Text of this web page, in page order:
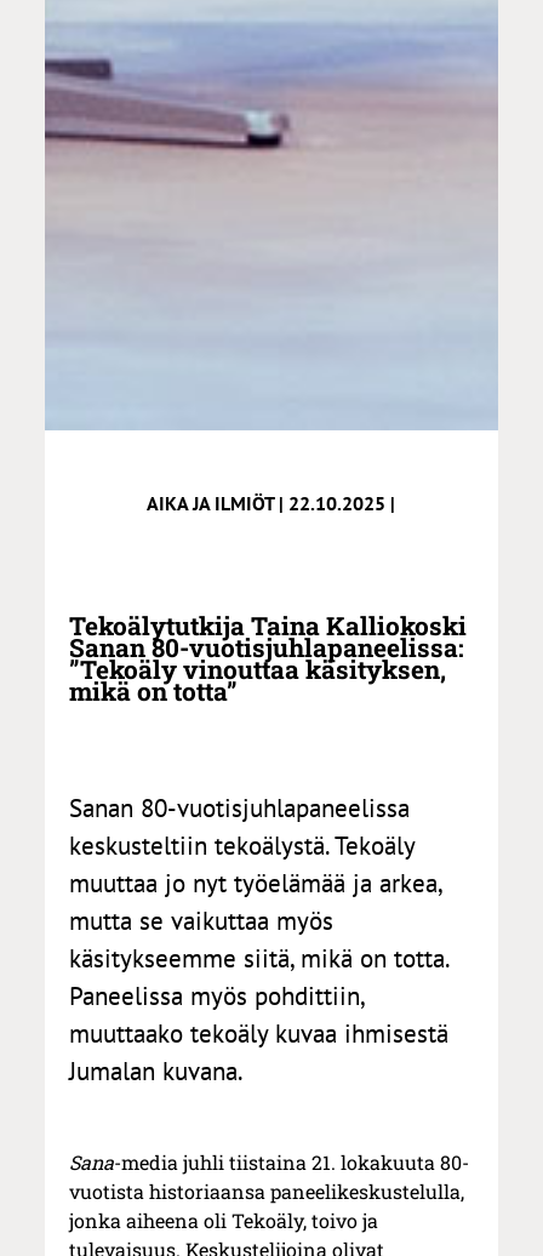
AIKA JA ILMIÖT | 22.10.2025 |
Tekoälytutkija Taina Kalliokoski
Sanan 80-vuotisjuhlapaneelissa:
”Tekoäly vinouttaa käsityksen,
mikä on totta”
Sanan 80-vuotisjuhlapaneelissa
keskusteltiin tekoälystä. Tekoäly
muuttaa jo nyt työelämää ja arkea,
mutta se vaikuttaa myös
käsitykseemme siitä, mikä on totta.
Paneelissa myös pohdittiin,
muuttaako tekoäly kuvaa ihmisestä
Jumalan kuvana.
Sana-media juhli tiistaina 21. lokakuuta 80-
vuotista historiaansa paneelikeskustelulla,
jonka aiheena oli Tekoäly, toivo ja
tulevaisuus. Keskustelijoina olivat